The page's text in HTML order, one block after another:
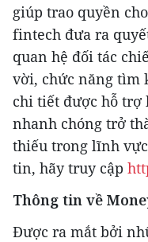
giúp trao quyền
fintech đưa ra
quan hệ đối tác
vời, chức năng tìm
chi tiết được hỗ trợ
nhanh chóng trở
thiếu trong lĩnh
tin, hãy truy cập
Thông tin về
Được ra mắt bởi